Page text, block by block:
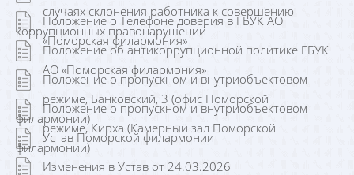
случаях склонения работника к совершению
коррупционных правонарушений
Положение о Телефоне доверия в ГБУК АО
«Поморская филармония»
Положение об антикоррупционной политике ГБУК
АО «Поморская филармония»
Положение о пропускном и внутриобъектовом
режиме, Банковский, 3 (офис Поморской
филармонии)
Положение о пропускном и внутриобъектовом
режиме, Кирха (Камерный зал Поморской
филармонии)
Устав Поморской филармонии
Изменения в Устав от 24.03.2026